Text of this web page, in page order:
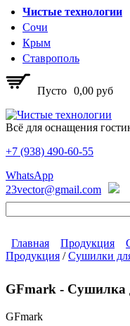
Перейти к основному
Чистые технологии
Сочи
Крым
Ставрополь
Пусто 0,00 руб
Всё для оснащения
Чистые
+7 (938) 490-60-55
WhatsApp
23vector@gmail.com
Главное меню
Главная Продукция
Продукция / Сушилки
GFmark - Сушилка
GFmark